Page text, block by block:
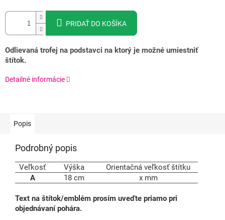
PRIDAŤ DO KOŠÍKA
Odlievaná trofej na podstavci na ktorý je možné umiestniť
štítok.
Detailné informácie
Popis
Podrobný popis
Veľkosť Výška
Orientačná veľkosť štítku
A
18 cm x mm
Text na štítok/emblém prosím uveďte priamo pri
objednávaní pohára.